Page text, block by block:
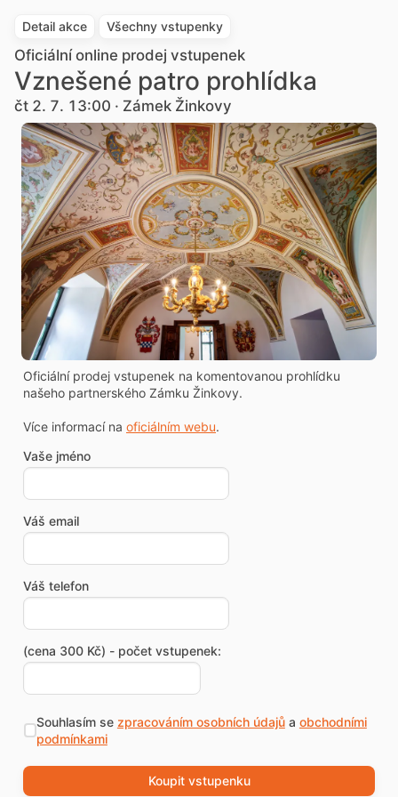
Detail akce Všechny vstupenky
Oficiální online prodej vstupenek
Vznešené patro prohlídka
čt 2. 7. 13:00 · Zámek Žinkovy
Oficiální prodej vstupenek na komentovanou prohlídku
našeho partnerského Zámku Žinkovy.
Více informací na oficiálním webu.
Vaše jméno
Váš email
Váš telefon
(cena 300 Kč) - počet vstupenek:
Souhlasím se zpracováním osobních údajůa obchodními
podmínkami
Koupit vstupenku